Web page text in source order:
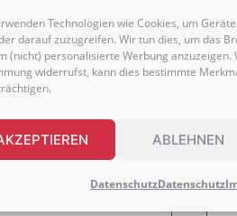
Technologien wie Cookies, um
darauf zuzugreifen. Wir tun dies, um das
(nicht) personalisierte Werbung
widerrufst, kann dies bestimmte
ABLEHNEN
DatenschutzDatenschutz